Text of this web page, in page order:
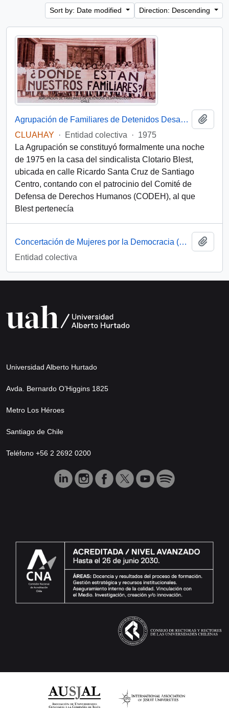
Sort by: Date modified Direction: Descending
Agrupación de Familiares de Detenidos Desaparecidos (Chile)
CLUAHAY
· Entidad colectiva · 1975
La Agrupación se constituyó formalmente una noche
de 1975 en la casa del sindicalista Clotario Blest,
ubicada en calle Ricardo Santa Cruz de Santiago
Centro, contando con el patrocinio del Comité de
Defensa de Derechos Humanos (CODEH), al que
Blest pertenecía
Concertación de Mujeres por la Democracia (Santiago, Chile)
Entidad colectiva
Universidad Alberto Hurtado
Avda. Bernardo O’Higgins 1825
Metro Los Héroes
Santiago de Chile
Teléfono +56 2 2692 0200